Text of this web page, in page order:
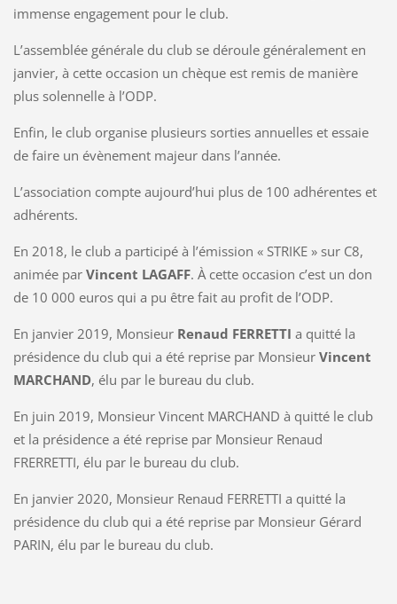
immense engagement pour le club.
L’assemblée générale du club se déroule généralement en
janvier, à cette occasion un chèque est remis de manière
plus solennelle à l’ODP.
Enfin, le club organise plusieurs sorties annuelles et essaie
de faire un évènement majeur dans l’année.
L’association compte aujourd’hui plus de 100 adhérentes et
adhérents.
En 2018, le club a participé à l’émission « STRIKE » sur C8,
animée par Vincent LAGAFF. À cette occasion c’est un don
de 10 000 euros qui a pu être fait au profit de l’ODP.
En janvier 2019, Monsieur Renaud FERRETTI a quitté la
présidence du club qui a été reprise par Monsieur Vincent
MARCHAND, élu par le bureau du club.
En juin 2019, Monsieur Vincent MARCHAND à quitté le club
et la présidence a été reprise par Monsieur Renaud
FRERRETTI, élu par le bureau du club.
En janvier 2020, Monsieur Renaud FERRETTI a quitté la
présidence du club qui a été reprise par Monsieur Gérard
PARIN, élu par le bureau du club.